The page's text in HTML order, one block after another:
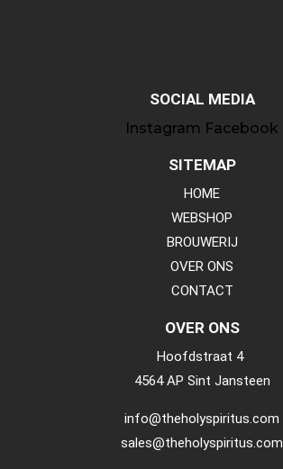
SOCIAL MEDIA
Instagram Facebook
SITEMAP
HOME
WEBSHOP
BROUWERIJ
OVER ONS
CONTACT
OVER ONS
Hoofdstraat 4
4564 AP Sint Jansteen
info@theholyspiritus.com
sales@theholyspiritus.com